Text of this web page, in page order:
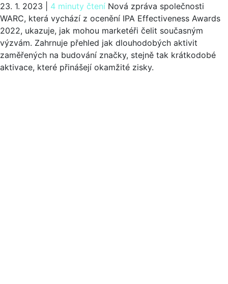
23. 1. 2023 4 minuty čtení Nová zpráva společnosti
WARC, která vychází z ocenění IPA Effectiveness Awards
2022, ukazuje, jak mohou marketéři čelit současným
výzvám. Zahrnuje přehled jak dlouhodobých aktivit
zaměřených na budování značky, stejně tak krátkodobé
aktivace, které přinášejí okamžité zisky.